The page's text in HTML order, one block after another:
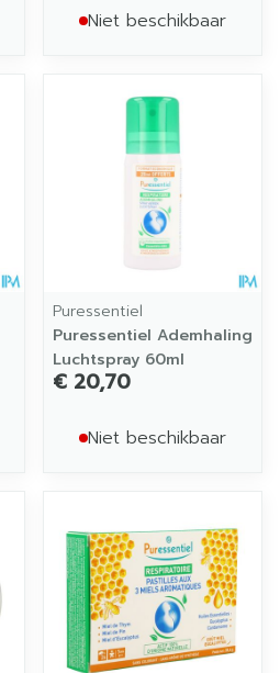
Niet beschikbaar
Puressentiel
Puressentiel Ademhaling
Luchtspray 60ml
€ 20,70
Niet beschikbaar